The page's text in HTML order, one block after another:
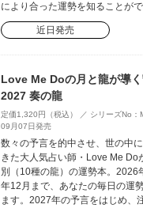
により合った運勢を知ることがで
近日発売
Love Me Doの月と龍が導
2027 奏の龍
定価1,320円（税込） ／ シリーズNo
09月07日発売
数々の予言を的中させ、世の中
きた大人気占い師・Love Me Do
別（10種の龍）の運勢本。2026
年12月まで、あなたの毎日の運
ます。2027年の予言をはじめ、